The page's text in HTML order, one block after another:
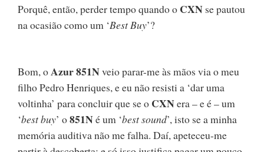
Porquê, então, perder tempo quando o CXN se pautou
na ocasião como um ‘Best Buy’?
Bom, oAzur 851Nveio parar-me às mãos via o meu
filho Pedro Henriques, e eu não resisti a ‘dar uma
voltinha’ para concluir que se o CXNera – e é – um
‘best buy’ o851Né um ‘best sound’, isto se a minha
memória auditiva não me falha. Daí, apeteceu-me